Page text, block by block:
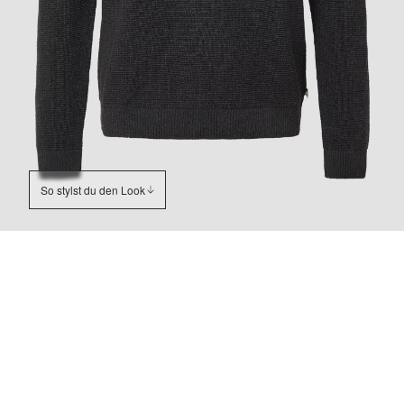
So stylst du den Look